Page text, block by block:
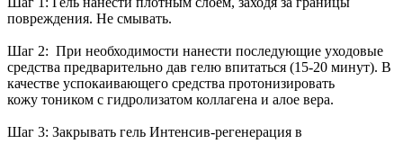
повреждения. Не смывать.
Шаг 2: При необходимости нанести последующие уходовые
средства предварительно дав гелю впитаться (15-20 минут). В
качестве успокаивающего средства протонизировать
кожу тоником с гидролизатом коллагена и алое вера.
Шаг 3: Закрывать гель Интенсив-регенерация в